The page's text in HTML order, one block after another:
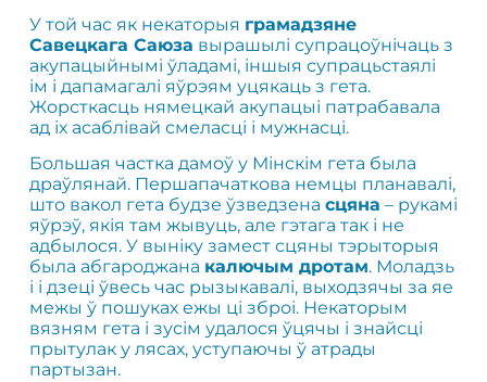
У той час як некаторыя грамадзяне
Савецкага Саюза вырашылі супрацоўнічаць з
акупацыйнымі ўладамі, іншыя супрацьстаялі
ім і дапамагалі яўрэям уцякаць з гета.
Жорсткасць нямецкай акупацыі патрабавала
ад іх асаблівай смеласці і мужнасці.
Большая частка дамоў у Мінскім гета была
драўлянай. Першапачаткова немцы планавалі,
што вакол гета будзе ўзведзена сцяна – рукамі
яўрэў, якія там жывуць, але гэтага так і не
адбылося. У выніку замест сцяны тэрыторыя
была абгароджана калючым дротам. Моладзь
і і дзеці ўвесь час рызыкавалі, выходзячы за яе
межы ў пошуках ежы ці зброі. Некаторым
вязням гета і зусім удалося ўцячы і знайсці
прытулак у лясах, уступаючы ў атрады
партызан.